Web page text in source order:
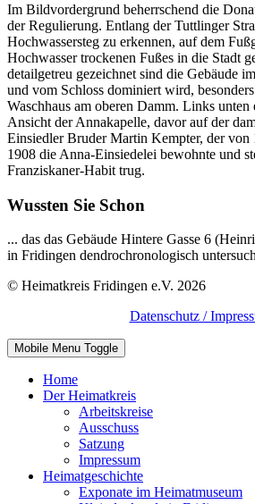
Im Bildvordergrund beherrschend die
der Regulierung. Entlang der Tuttlinger
Hochwassersteg zu erkennen, auf dem
Hochwasser trockenen Fußes in die Stadt
detailgetreu gezeichnet sind die Gebäude
und vom Schloss dominiert wird,
Waschhaus am oberen Damm. Links
Ansicht der Annakapelle, davor auf der
Einsiedler Bruder Martin Kempter, der von
1908 die Anna-Einsiedelei bewohnte und
Franziskaner-Habit trug.
Wussten Sie Schon
... das das Gebäude Hintere Gasse 6
in Fridingen dendrochronologisch
© Heimatkreis Fridingen e.V. 2026
Datenschutz /
Mobile Menu Toggle
Home
Der Heimatkreis
Arbeitskreise
Ausschuss
Satzung
Impressum
Heimatgeschichte
Exponate im Heimatmuseum